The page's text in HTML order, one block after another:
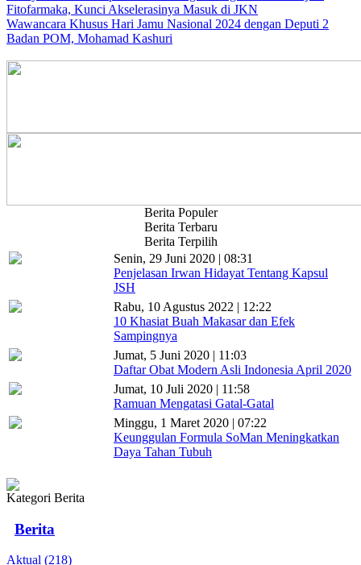
Fitofarmaka, Kunci Akselerasinya Masuk di JKN
Wawancara Khusus Hari Jamu Nasional 2024 dengan Deputi 2
Badan POM, Mohamad Kashuri
Berita Populer
Berita Terbaru
Berita Terpilih
Senin, 29 Juni 2020 | 08:31
Penjelasan Irwan Hidayat Tentang Kapsul
JSH
Rabu, 10 Agustus 2022 | 12:22
10 Khasiat Buah Makasar dan Efek
Sampingnya
Jumat, 5 Juni 2020 | 11:03
Daftar Obat Modern Asli Indonesia April 2020
Jumat, 10 Juli 2020 | 11:58
Ramuan Mengatasi Gatal-Gatal
Minggu, 1 Maret 2020 | 07:22
Keunggulan Formula SoMan Meningkatkan
Daya Tahan Tubuh
Kategori Berita
Berita
Aktual (218)